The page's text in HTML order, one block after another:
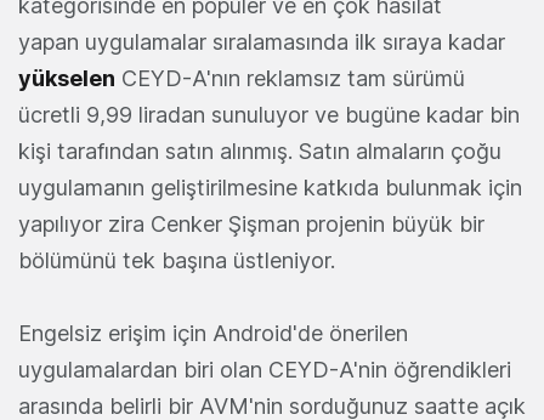
kategorisinde en popüler ve en çok hasılat
yapan uygulamalar sıralamasında ilk sıraya kadar
yükselen CEYD-A'nın reklamsız tam sürümü
ücretli 9,99 liradan sunuluyor ve bugüne kadar bin
kişi tarafından satın alınmış. Satın almaların çoğu
uygulamanın geliştirilmesine katkıda bulunmak için
yapılıyor zira Cenker Şişman projenin büyük bir
bölümünü tek başına üstleniyor.
Engelsiz erişim için Android'de önerilen
uygulamalardan biri olan CEYD-A'nin öğrendikleri
arasında belirli bir AVM'nin sorduğunuz saatte açık